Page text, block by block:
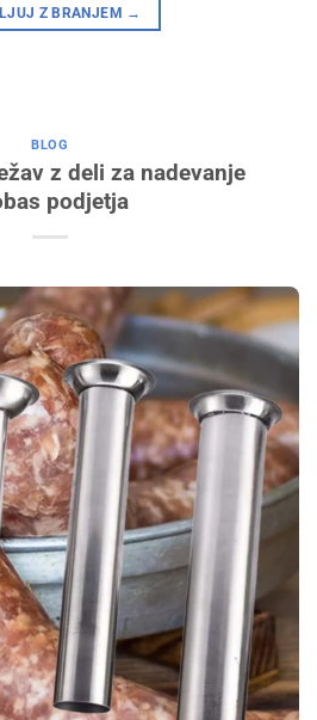
Z BRANJEM →
BLOG
z deli za nadevanje
podjetja